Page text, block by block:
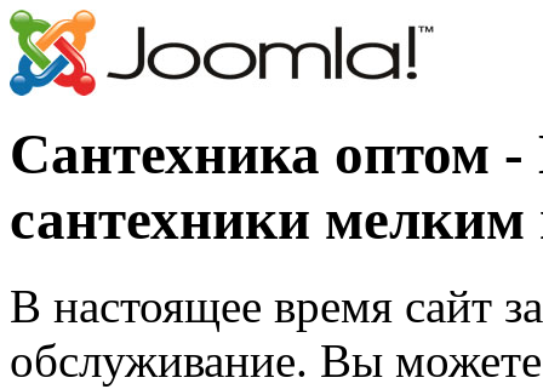
Сантехника оптом
сантехники
В настоящее время сайт
обслуживание. Вы можете